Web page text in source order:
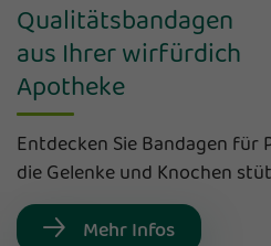
Qualitätsbandagen
aus Ihrer wirfürdich
Apotheke
Entdecken Sie Bandagen für
die Gelenke und Knochen
Mehr Infos